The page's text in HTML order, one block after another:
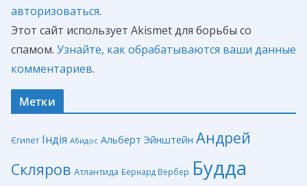
авторизоваться.
Этот сайт использует Akismet для борьбы со
спамом. Узнайте, как обрабатываются ваши данные
комментариев.
Метки
Єгипет Індія Абидос Альберт Эйнштейн Андрей
Скляров Атлантида Бернард Вербер Будда